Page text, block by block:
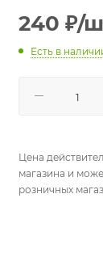
240 ₽/
Есть в
Цена
магазина и
розничных